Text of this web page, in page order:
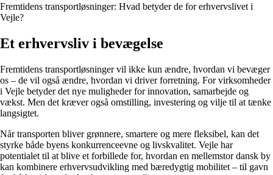
Fremtidens transportløsninger: Hvad betyder de for erhvervslivet i
Vejle?
Et erhvervsliv i bevægelse
Fremtidens transportløsninger vil ikke kun ændre, hvordan vi bevæger
os – de vil også ændre, hvordan vi driver forretning. For virksomheder
i Vejle betyder det nye muligheder for innovation, samarbejde og
vækst. Men det kræver også omstilling, investering og vilje til at tænke
langsigtet.
Når transporten bliver grønnere, smartere og mere fleksibel, kan det
styrke både byens konkurrenceevne og livskvalitet. Vejle har
potentialet til at blive et forbillede for, hvordan en mellemstor dansk by
kan kombinere erhvervsudvikling med bæredygtig mobilitet – til gavn